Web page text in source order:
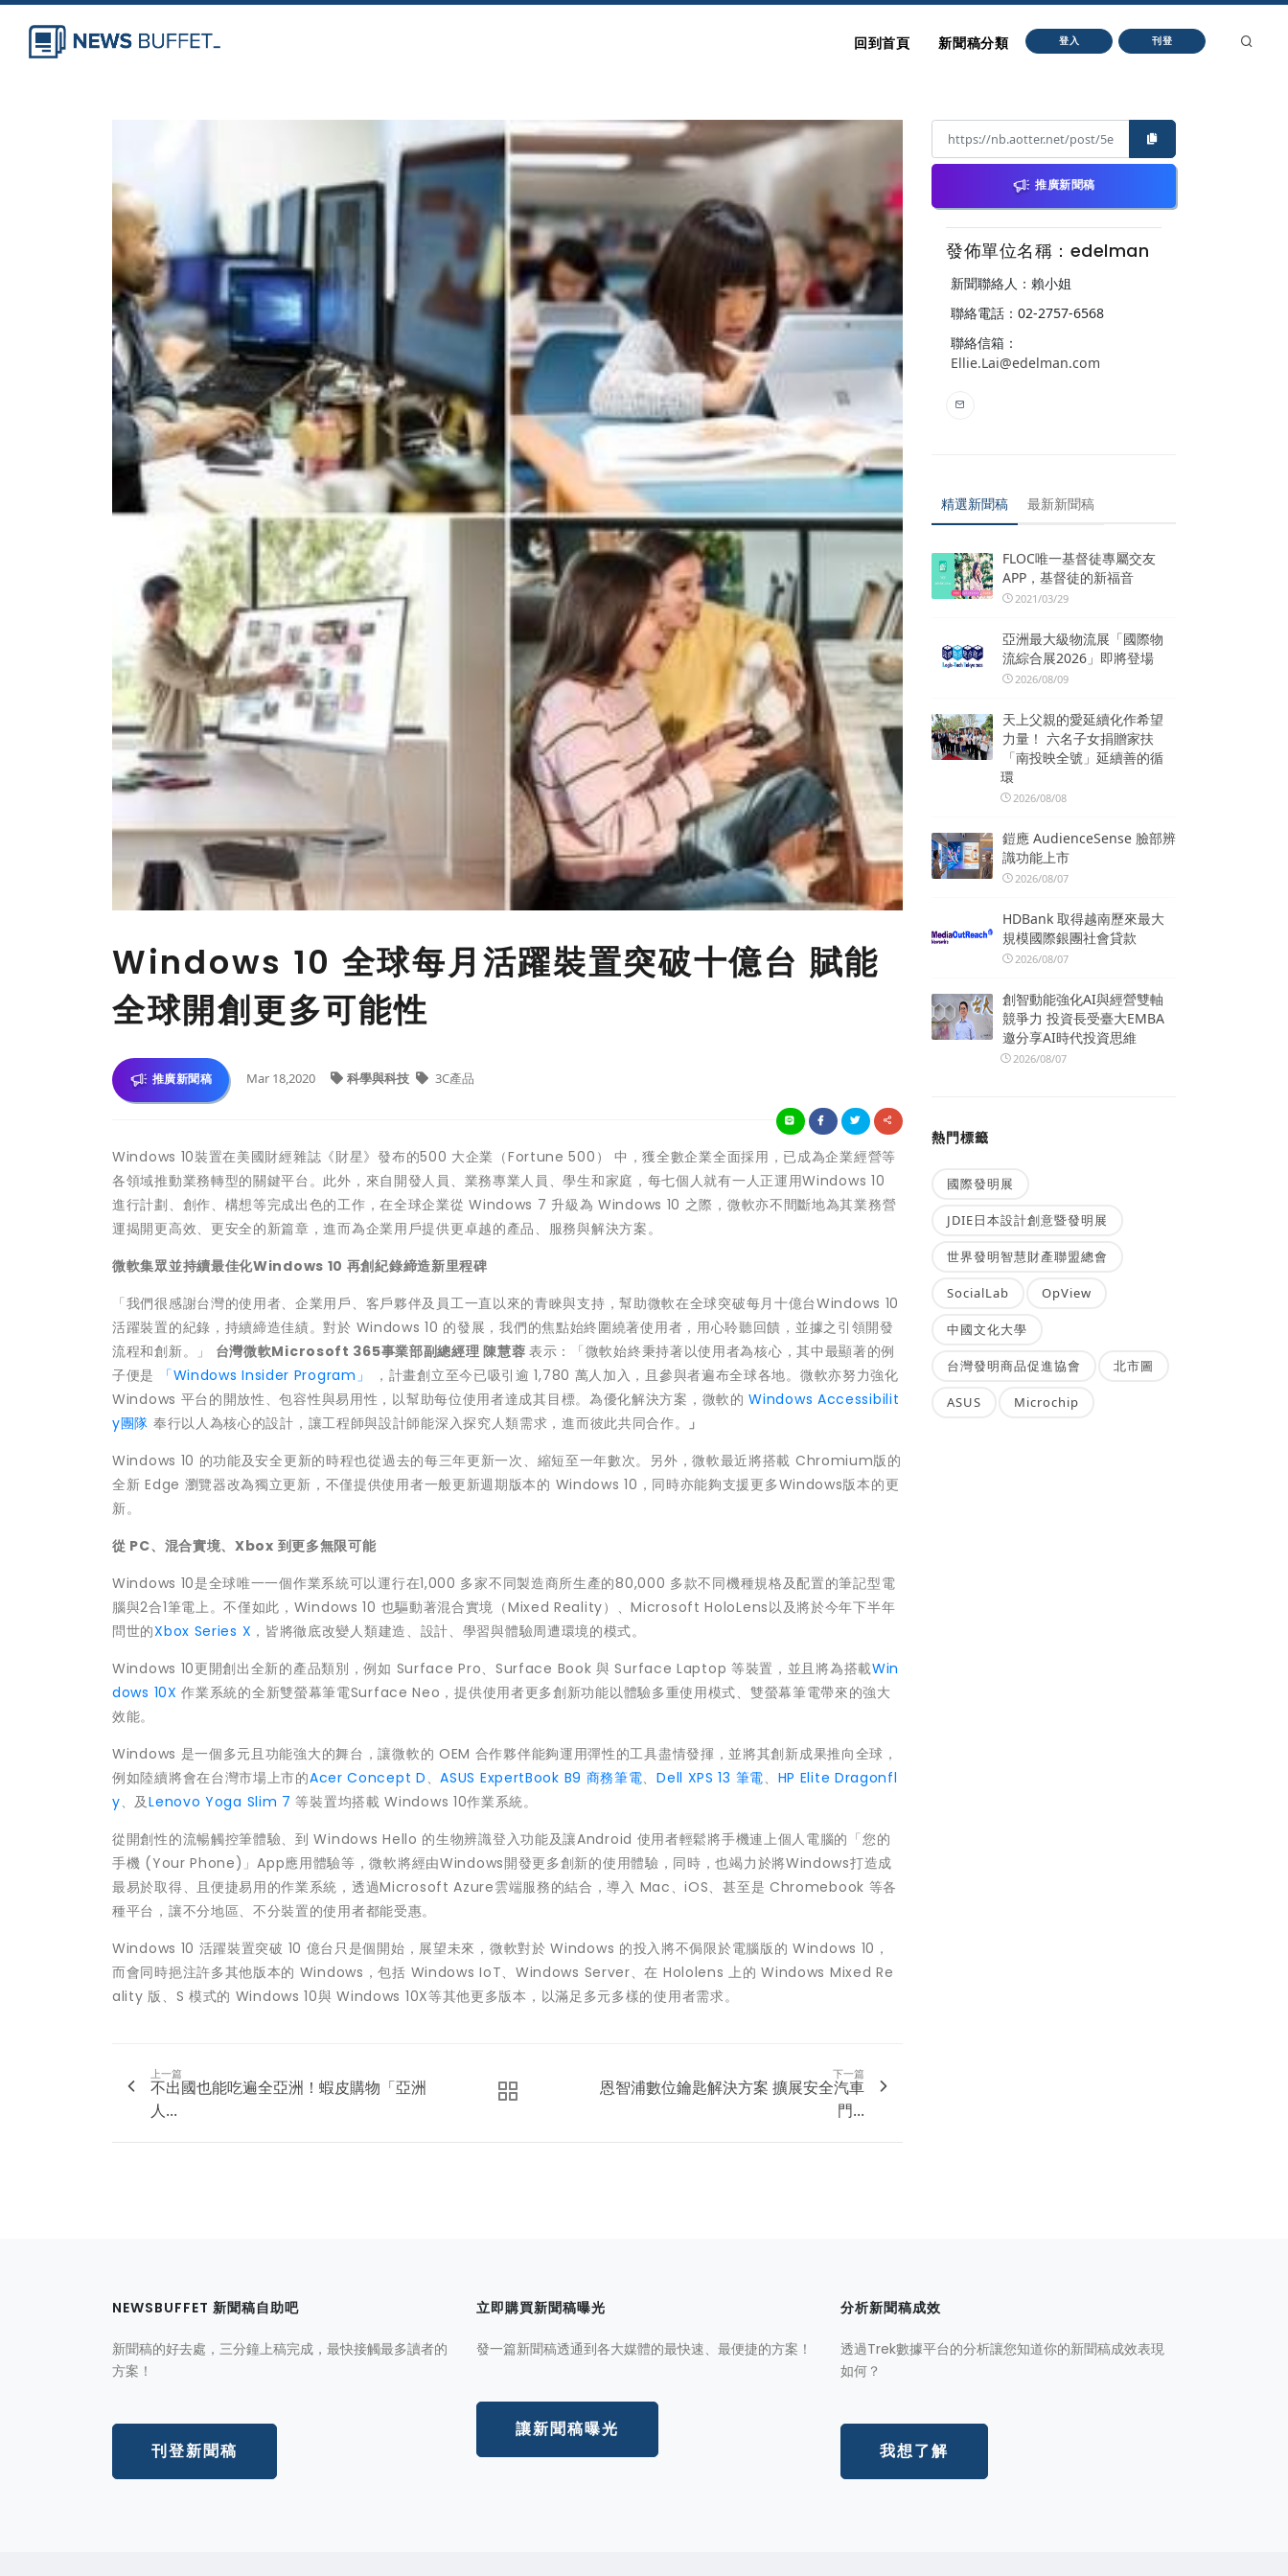
回到首頁 新聞稿分類 登入 刊登
Windows 10 全球每月活躍裝置突破十億台 賦能
全球開創更多可能性
推廣新聞稿 Mar 18,2020 科學與科技 3C產品
Windows 10裝置在美國財經雜誌《財星》發布的500 大企業（Fortune 500） 中，獲全數企業全面採用，已成為企業經營等
各領域推動業務轉型的關鍵平台。此外，來自開發人員、業務專業人員、學生和家庭，每七個人就有一人正運用Windows 10
進行計劃、創作、構想等完成出色的工作，在全球企業從 Windows 7 升級為 Windows 10 之際，微軟亦不間斷地為其業務營
運揭開更高效、更安全的新篇章，進而為企業用戶提供更卓越的產品、服務與解決方案。
微軟集眾並持續最佳化Windows 10 再創紀錄締造新里程碑
「我們很感謝台灣的使用者、企業用戶、客戶夥伴及員工一直以來的青睞與支持，幫助微軟在全球突破每月十億台Windows 10
活躍裝置的紀錄，持續締造佳績。對於 Windows 10 的發展，我們的焦點始終圍繞著使用者，用心聆聽回饋，並據之引領開發
流程和創新。」 台灣微軟Microsoft 365事業部副總經理 陳慧蓉 表示：「微軟始終秉持著以使用者為核心，其中最顯著的例
子便是
「Windows Insider Program」
，計畫創立至今已吸引逾 1,780 萬人加入，且參與者遍布全球各地。微軟亦努力強化
Windows 平台的開放性、包容性與易用性，以幫助每位使用者達成其目標。為優化解決方案，微軟的Windows Accessibilit
y團隊 奉行以人為核心的設計，讓工程師與設計師能深入探究人類需求，進而彼此共同合作。
」
Windows 10 的功能及安全更新的時程也從過去的每三年更新一次、縮短至一年數次。另外，微軟最近將搭載 Chromium版的
全新 Edge 瀏覽器改為獨立更新，不僅提供使用者一般更新週期版本的 Windows 10，同時亦能夠支援更多Windows版本的更
新。
從 PC、混合實境、Xbox 到更多無限可能
Windows 10是全球唯一一個作業系統可以運行在1,000 多家不同製造商所生產的80,000 多款不同機種規格及配置的筆記型電
腦與2合1筆電上。不僅如此，Windows 10 也驅動著混合實境（Mixed Reality）、Microsoft HoloLens以及將於今年下半年
問世的Xbox Series X ，皆將徹底改變人類建造、設計、學習與體驗周遭環境的模式。
Windows 10更開創出全新的產品類別，例如 Surface Pro、Surface Book 與 Surface Laptop 等裝置，並且將為搭載Win
dows 10X 作業系統的全新雙螢幕筆電­­Surface Neo，提供使用者更多創新功能以體驗多重使用模式、雙螢幕筆電帶來的強大
效能。
Windows 是一個多元且功能強大的舞台，讓微軟的 OEM 合作夥伴能夠運用彈性的工具盡情發揮，並將其創新成果推向全球，
例如陸續將會在台灣市場上市的Acer Concept D 、ASUS ExpertBook B9 商務筆電、Dell XPS 13 筆電、 HP Elite Dragonfl
y、及Lenovo Yoga Slim 7等裝置均搭載 Windows 10作業系統。
從開創性的流暢觸控筆體驗、到 Windows Hello 的生物辨識登入功能及讓Android 使用者輕鬆將手機連上個人電腦的「您的
手機 (Your Phone)」App應用體驗等，微軟將經由Windows開發更多創新的使用體驗，同時，也竭力於將Windows打造成
最易於取得、且便捷易用的作業系統，透過Microsoft Azure雲端服務的結合，導入 Mac、iOS、甚至是 Chromebook 等各
種平台，讓不分地區、不分裝置的使用者都能受惠。
Windows 10 活躍裝置突破 10 億台只是個開始，展望未來，微軟對於 Windows 的投入將不侷限於電腦版的 Windows 10，
而會同時挹注許多其他版本的 Windows，包括 Windows IoT、Windows Server、在 Hololens 上的 Windows Mixed Re
ality 版、S 模式的 Windows 10與 Windows 10X等其他更多版本，以滿足多元多樣的使用者需求。
上一篇
不出國也能吃遍全亞洲！蝦皮購物「亞洲
人...
下一篇
恩智浦數位鑰匙解決方案 擴展安全汽車
門...
推廣新聞稿
發佈單位名稱：edelman
新聞聯絡人：賴小姐
聯絡電話：02-2757-6568
聯絡信箱：
Ellie.Lai@edelman.com
精選新聞稿 最新新聞稿
FLOC唯一基督徒專屬交友
APP，基督徒的新福音
2021/03/29
亞洲最大級物流展「國際物
流綜合展2026」即將登場
2026/08/09
天上父親的愛延續化作希望
力量！ 六名子女捐贈家扶
「南投映全號」延續善的循
環
2026/08/08
鎧應 AudienceSense 臉部辨
識功能上市
2026/08/07
HDBank 取得越南歷來最大
規模國際銀團社會貸款
2026/08/07
創智動能強化AI與經營雙軸
競爭力 投資長受臺大EMBA
邀分享AI時代投資思維
2026/08/07
熱門標籤
國際發明展
JDIE日本設計創意暨發明展
世界發明智慧財產聯盟總會
SocialLab OpView
中國文化大學
台灣發明商品促進協會 北市圖
ASUS Microchip
NEWSBUFFET 新聞稿自助吧
新聞稿的好去處，三分鐘上稿完成，最快接觸最多讀者的
方案！
刊登新聞稿
立即購買新聞稿曝光
發一篇新聞稿透通到各大媒體的最快速、最便捷的方案！
讓新聞稿曝光
分析新聞稿成效
透過Trek數據平台的分析讓您知道你的新聞稿成效表現
如何？
我想了解